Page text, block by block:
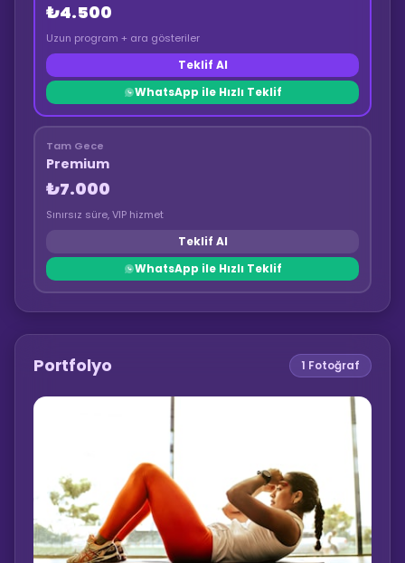
₺4.500
Uzun program + ara gösteriler
Teklif Al
WhatsApp ile Hızlı Teklif
Tam Gece
Premium
₺7.000
Sınırsız süre, VIP hizmet
Teklif Al
WhatsApp ile Hızlı Teklif
Portfolyo 1 Fotoğraf